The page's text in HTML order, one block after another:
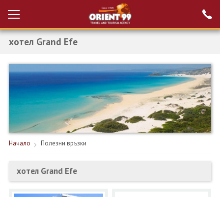
Вход за агенти
РАННИ ЗАПИСВАНИЯ ТУРЦИЯ
НОВА ГОДИНА ТУРЦИЯ
НОВА ГОДИНА
ПОЧИВКИ
КРУИЗИ
ЕКЗОТИКА
ЕКСКУРЗИИ
хотел Grand Efe
Начало Полезни връзки
хотел Grand Efe